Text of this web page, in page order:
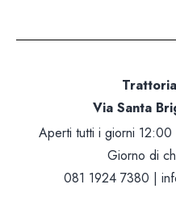
Via Santa
Aperti tutti i giorni
Giorno di
081 1924 7380 |